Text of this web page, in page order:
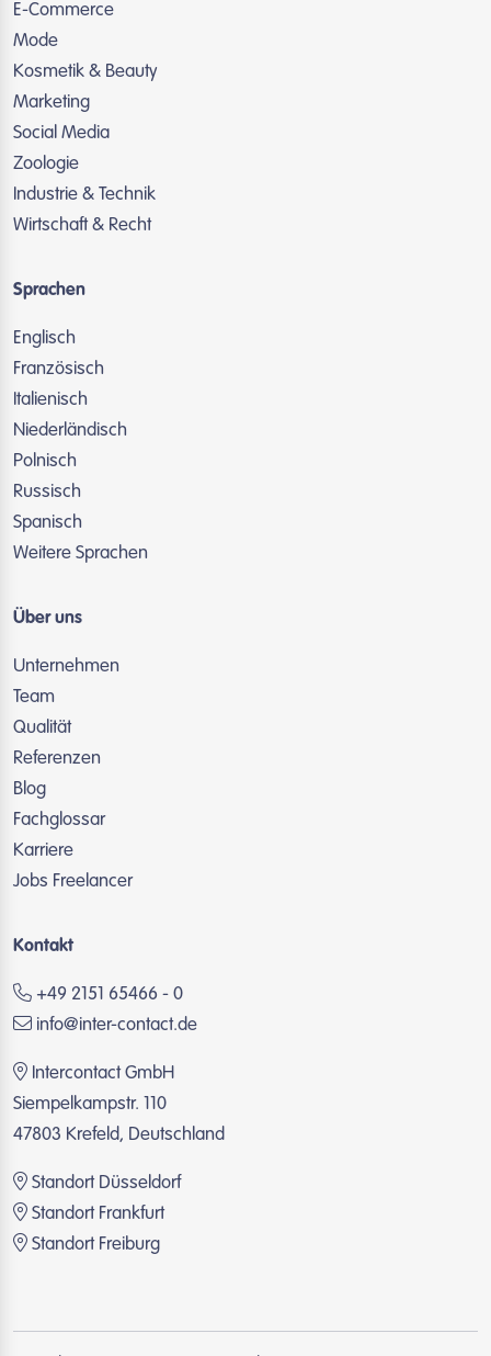
E-Commerce
Mode
Kosmetik & Beauty
Marketing
Social Media
Zoologie
Industrie & Technik
Wirtschaft & Recht
Sprachen
Englisch
Französisch
Italienisch
Niederländisch
Polnisch
Russisch
Spanisch
Weitere Sprachen
Über uns
Unternehmen
Team
Qualität
Referenzen
Blog
Fachglossar
Karriere
Jobs Freelancer
Kontakt
+49 2151 65466 - 0
info@inter-contact.de
Intercontact GmbH
Siempelkampstr. 110
47803 Krefeld, Deutschland
Standort Düsseldorf
Standort Frankfurt
Standort Freiburg